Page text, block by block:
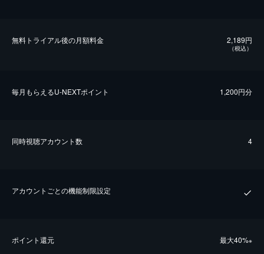
無料トライアル後の⽉額料金 2,189円
（税込）
毎⽉もらえるU-NEXTポイント 1,200円分
同時視聴アカウント数 4
アカウントごとの機能制限設定
ポイント還元 最⼤40%※